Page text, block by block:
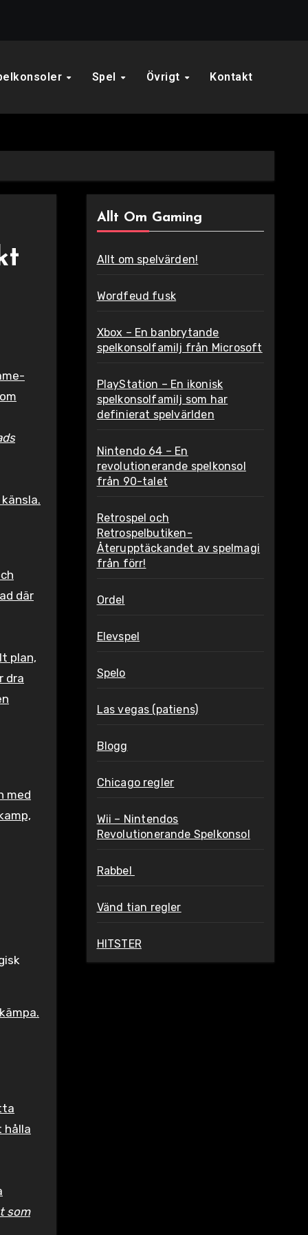
Spel Övrigt Kontakt
där
plan,
dra
med
hålla
som
Allt Om Gaming
Allt om spelvärden!
Wordfeud fusk
Xbox – En banbrytande
spelkonsolfamilj från Microsoft
PlayStation – En ikonisk
spelkonsolfamilj som har
definierat spelvärlden
Nintendo 64 – En
revolutionerande spelkonsol
från 90-talet
Retrospel och
Retrospelbutiken-
Återupptäckandet av spelmagi
från förr!
Ordel
Elevspel
Spelo
Las vegas (patiens)
Blogg
Chicago regler
Wii – Nintendos
Revolutionerande Spelkonsol
Rabbel
Vänd tian regler
HITSTER